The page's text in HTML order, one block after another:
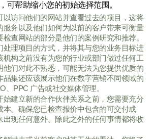
可帮助缩小您的初始选择范围。
以访问他们的网站并查看过去的项目，这将
服务以及他们如何为以前的客户带来可衡量
检查网站的部分是他们的案例研究和推荐。
处理项目的方式，并将其与您的业务目标进
机构之前没有为您的行业或部门做过任何工
他们对此不熟悉，可能无法为您提供优质的
品集还应该展示他们在数字营销不同领域的
、PPC 广告或社交媒体管理。
始建立新的合作伙伴关系之前，您需要充分
本。确保您已检查报价中包含的可交付成
出现任何意外。除此之外的任何事情都将收